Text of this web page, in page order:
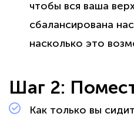
чтобы вся ваша
сбалансирована
насколько это
Шаг 2:
Как только вы